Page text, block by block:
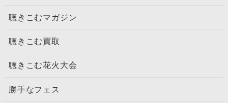
聴きこむマガジン
聴きこむ買取
聴きこむ花火大会
勝手なフェス